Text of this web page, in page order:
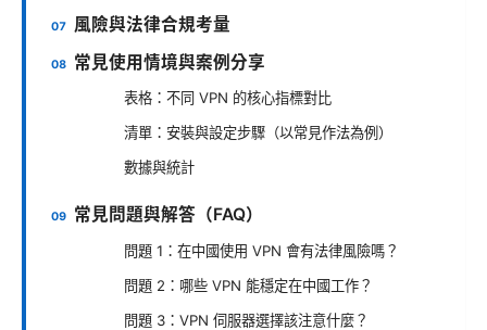
風險與法律合規考量
常見使用情境與案例分享
表格：不同 VPN 的核心指標對比
清單：安裝與設定步驟（以常見作法為例）
數據與統計
常見問題與解答（FAQ）
問題 1：在中國使用 VPN 會有法律風險嗎？
問題 2：哪些 VPN 能穩定在中國工作？
問題 3：VPN 伺服器選擇該注意什麼？